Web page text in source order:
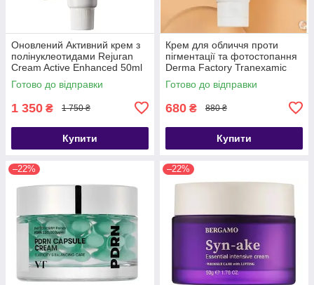
Оновлений Активний крем з
полінуклеотидами Rejuran
Cream Active Enhanced 50ml
Готово до відправки
1 350 ₴ 1 750 ₴
Купити
Крем для обличчя проти
пігментації та фотостопання
Derma Factory Tranexamic
Acid 6% Cream, 30 мл
Готово до відправки
680 ₴ 880 ₴
Купити
–22% –22%